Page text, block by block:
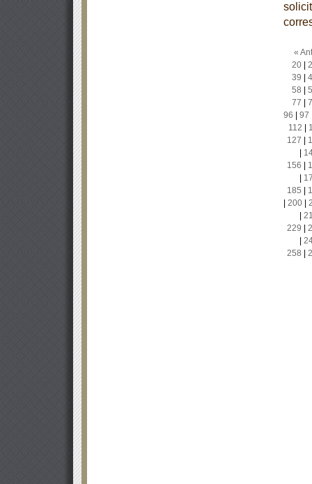
«
20|
39
58
77
96
97
112
127
156
185
200|
229
258